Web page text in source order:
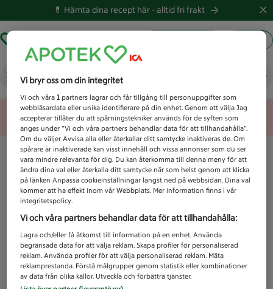
💊 Hämta dina recept här -alltid fri frakt
Vad letar du efter idag?
Unknown error
Vi bryr oss om din integritet
Vi och våra1 partners lagrar och får tillgång till personuppgifter som
webbläsardata eller unika identifierare på din enhet. Genom att välja Jag
accepterar tillåter du att spårningstekniker används för de syften som
anges under ”Vi och våra partners behandlar data för att tillhandahålla”.
Om du väljer Avvisa alla eller återkallar ditt samtycke inaktiveras de. Om
spårare är inaktiverade kan visst innehåll och vissa annonser som du ser
vara mindre relevanta för dig. Du kan återkomma till denna meny för att
ändra dina val eller återkalla ditt samtycke när som helst genom att klicka
på länken Anpassa cookieinställningar längst ned på webbsidan. Dina val
kommer att ha effekt inom vår Webbplats. Mer information finns i vår
integritetspolicy.
Vi och våra partners behandlar data för att tillhandahålla:
Lagra och/eller få åtkomst till information på en enhet. Använda
begränsade data för att välja reklam. Skapa profiler för personaliserad
reklam. Använda profiler för att välja personaliserad reklam. Mäta
reklamprestanda. Förstå målgrupper genom statistik eller kombinationer
av data från olika källor. Utveckla och förbättra tjänster.